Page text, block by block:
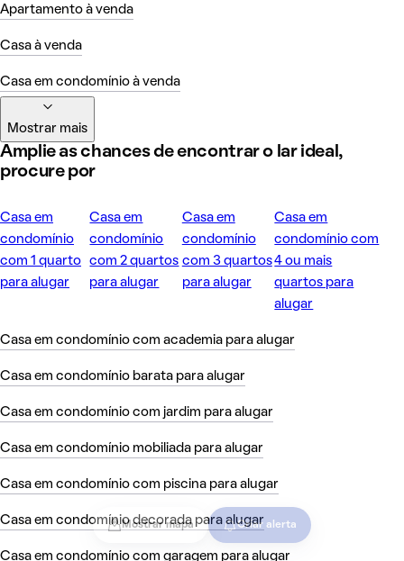
Mostrar mapa Criar alerta
Apartamento à venda
Casa à venda
Casa em condomínio à venda
Mostrar mais
Amplie as chances de encontrar o lar ideal,
procure por
Casa em
condomínio
com 1 quarto
para alugar
Casa em
condomínio
com 2 quartos
para alugar
Casa em
condomínio
com 3 quartos
para alugar
Casa em
condomínio com
4 ou mais
quartos para
alugar
Casa em condomínio com academia para alugar
Casa em condomínio barata para alugar
Casa em condomínio com jardim para alugar
Casa em condomínio mobiliada para alugar
Casa em condomínio com piscina para alugar
Casa em condomínio decorada para alugar
Casa em condomínio com garagem para alugar